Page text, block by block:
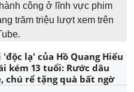
công ở lĩnh vực phim
trăm triệu lượt xem trên
'độc lạ' của Hồ Quang Hiếu
kém 13 tuổi: Rước dâu
chú rể tặng quà bất ngờ